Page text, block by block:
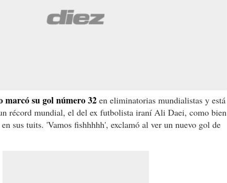
marcó su gol número 32 en eliminatorias mundialistas y está
récord mundial, el del ex futbolista iraní Ali Daei, como bien
sus tuits. 'Vamos fishhhhh', exclamó al ver un nuevo gol de